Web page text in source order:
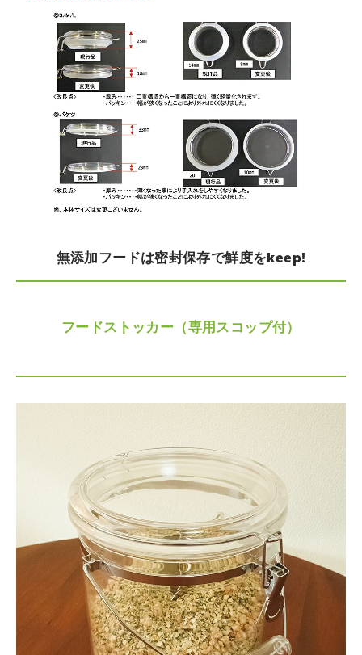
無添加フードは密封保存で鮮度をkeep!
フードストッカー（専用スコップ付）